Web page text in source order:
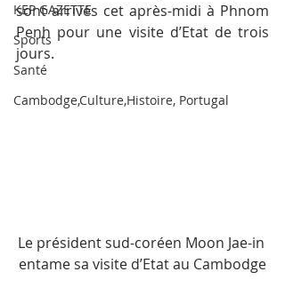
KEP GAZETTE
Sports
Santé
Cambodge,Culture,Histoire, Portugal
sont arrivés cet après-midi à Phnom
Penh pour une visite d’Etat de trois
jours.
Le président sud-coréen Moon Jae-in
entame sa visite d’Etat au Cambodge